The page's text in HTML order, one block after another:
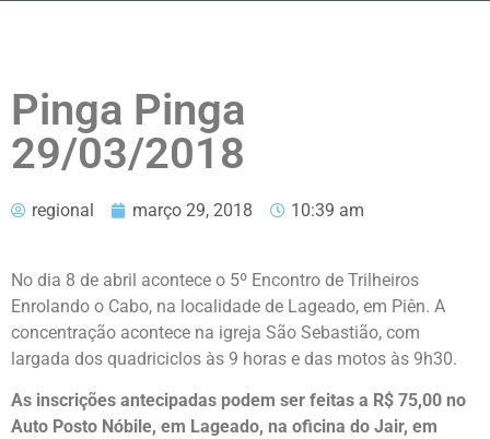
Pinga Pinga
29/03/2018
regional março 29, 2018 10:39 am
No dia 8 de abril acontece o 5º Encontro de Trilheiros
Enrolando o Cabo, na localidade de Lageado, em Piên. A
concentração acontece na igreja São Sebastião, com
largada dos quadriciclos às 9 horas e das motos às 9h30.
As inscrições antecipadas podem ser feitas a R$ 75,00 no
Auto Posto Nóbile, em Lageado, na oficina do Jair, em